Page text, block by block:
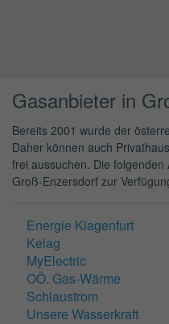
Gasanbieter in
Bereits 2001 wurde der
Daher können auch
frei aussuchen. Die
Groß-Enzersdorf zur
Energie Klagenfurt
Kelag
MyElectric
OÖ. Gas-Wärme
Schlaustrom
Unsere Wasserkraft